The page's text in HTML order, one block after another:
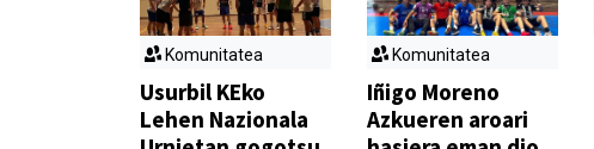
Komunitatea
Usurbil KEko
Lehen Nazionala
Komunitatea
Iñigo Moreno
Azkueren aroari